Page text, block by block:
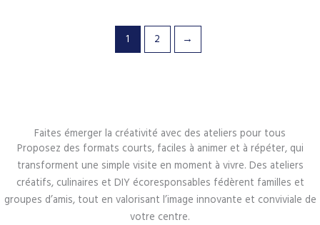
1 2 →
Faites émerger la créativité avec des ateliers pour tous
Proposez des formats courts, faciles à animer et à répéter, qui
transforment une simple visite en moment à vivre. Des ateliers
créatifs, culinaires et DIY écoresponsables fédèrent familles et
groupes d’amis, tout en valorisant l’image innovante et conviviale de
votre centre.